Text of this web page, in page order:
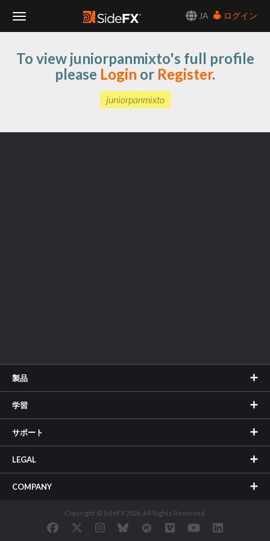
JA
ログイン
Navigation
To view juniorpanmixto's full profile
please Login or Register.
juniorpanmixto
製品
学習
サポート
LEGAL
COMPANY
Copyright © SideFX 2026. All Rights Reserved.